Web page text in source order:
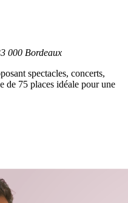
000 Bordeaux
spectacles, concerts,
de 75 places idéale pour une